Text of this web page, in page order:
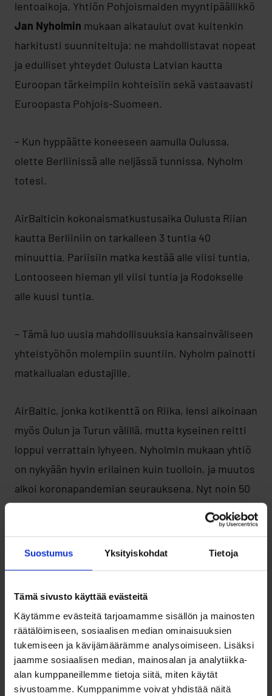
Suostumus Yksityiskohdat Tietoja
Tämä sivusto käyttää evästeitä
Käytämme evästeitä tarjoamamme sisällön ja mainosten
räätälöimiseen, sosiaalisen median ominaisuuksien
tukemiseen ja kävijämäärämme analysoimiseen. Lisäksi
jaamme sosiaalisen median, mainosalan ja analytiikka-
alan kumppaneillemme tietoja siitä, miten käytät
sivustoamme. Kumppanimme voivat yhdistää näitä
lentoaikoja. Yhtiön Pohjoismaiden myyntipäällikkö
Jan Nyholmin mukaan aikataulut ovat kuitenkin
harkitusti suunniteltuja: ne mahdollistavat nopeat
ja edulliset yhteydet Oulusta Latvian kautta
Euroopan tärkeimpiin kohteisiin sekä vastaavasti
Euroopasta Pohjois-Suomeen.
– Kun hyppäätte koneeseen aamulla Oulussa,
olette Berliinissä alle neljässä tunnissa, Nyholm
totesi.
AirBalticin kokonaismatkustusaika Oulusta Riian
kautta Berliiniin on tarkalleen 3 tuntia 40
minuuttia. Pariisiin matka kestää alle viisi tuntia,
Lontooseen hieman yli viisi tuntia ja Rodokselle
alle kuusi tuntia.
– Tämä luo uusia mahdollisuuksia kansainväliseen
yhteistyöhön molempiin suuntiin, Nyholm painotti
matkailualan edustajille.
AirBaltic, jonka kotikenttä on Riika, lensi aikoinaan
myös Oulun ja Turun välillä, mutta kyseinen reitti
loppui verrattain lyhyeen. Nyholmin mukaan yhtiö
on nykyään hyvin erilainen kuin tuolloin, ja muutos
alkoi koronapandemian seurauksena. Nyt noin 50
koneella operoiva AirBaltic on tietoisesti
perinteisten ja halpalentoyhtiöiden välimaastoon
– tarjoten laadukasta palvelua kilpailukykyiseen
– Otamme parhaat puolet molemmista
toimintamalleista, Nyholm summasi ja mainitsi
lisäksi, että yhtiö tavoittelee konekalustonsa
kaksinkertaistamista lähivuosien aikana.